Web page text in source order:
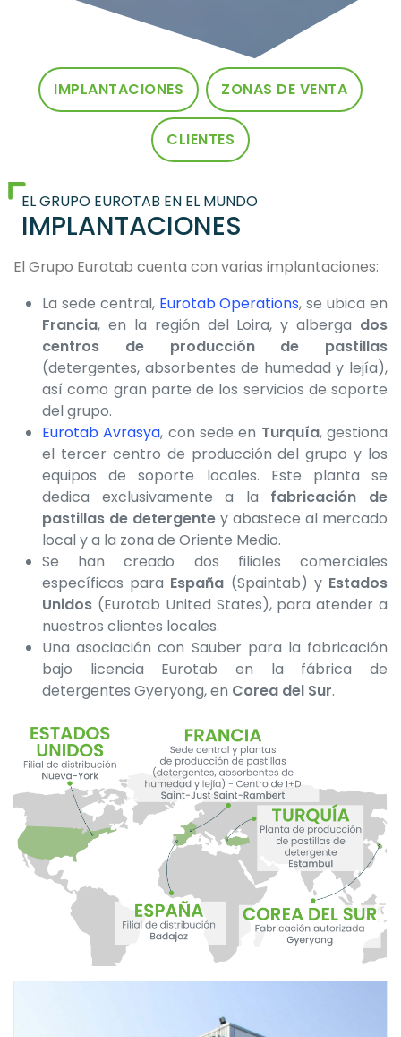
IMPLANTACIONES ZONAS DE VENTA
CLIENTES
EL GRUPO EUROTAB EN EL MUNDO
IMPLANTACIONES
El Grupo Eurotab cuenta con varias implantaciones:
La sede central, Eurotab Operations, se ubica en
Francia, en la región del Loira, y alberga dos
centros de producción de pastillas
(detergentes, absorbentes de humedad y lejía),
así como gran parte de los servicios de soporte
del grupo.
Eurotab Avrasya, con sede en Turquía, gestiona
el tercer centro de producción del grupo y los
equipos de soporte locales. Este planta se
dedica exclusivamente a la fabricación de
pastillas de detergente y abastece al mercado
local y a la zona de Oriente Medio.
Se han creado dos filiales comerciales
específicas para España (Spaintab) y Estados
Unidos (Eurotab United States), para atender a
nuestros clientes locales.
Una asociación con Sauber para la fabricación
bajo licencia Eurotab en la fábrica de
detergentes Gyeryong, en Corea del Sur.